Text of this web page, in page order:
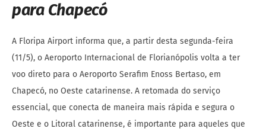
para Chapecó
A Floripa Airport informa que, a partir desta segunda-feira
(11/5), o Aeroporto Internacional de Florianópolis volta a ter
voo direto para o Aeroporto Serafim Enoss Bertaso, em
Chapecó, no Oeste catarinense. A retomada do serviço
essencial, que conecta de maneira mais rápida e segura o
Oeste e o Litoral catarinense, é importante para aqueles que